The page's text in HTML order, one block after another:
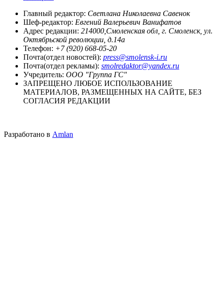
Главный редактор: Светлана Николаевна Савенок
Шеф-редактор: Евгений Валерьевич Ванифатов
Адрес редакции: 214000,Смоленская обл, г. Смоленск, ул.
Октябрьской революции, д.14а
Телефон: +7 (920) 668-05-20
Почта(отдел новостей): press@smolensk-i.ru
Почта(отдел рекламы): smolredaktor@yandex.ru
Учредитель: ООО "Группа ГС"
ЗАПРЕЩЕНО ЛЮБОЕ ИСПОЛЬЗОВАНИЕ
МАТЕРИАЛОВ, РАЗМЕЩЕННЫХ НА САЙТЕ, БЕЗ
СОГЛАСИЯ РЕДАКЦИИ
Разработано в Amlan